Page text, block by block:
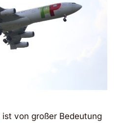
von großer Bedeutung